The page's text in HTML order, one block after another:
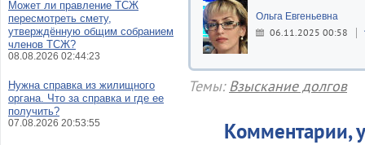
Ольга Евгеньевна
06.11.2025 00:58
Темы:Взыскание долгов
Комментарии,
Может ли правление ТСЖ
пересмотреть смету,
утверждённую общим собранием
членов ТСЖ?
08.08.2026 02:44:23
Нужна справка из жилищного
органа. Что за справка и где ее
получить?
07.08.2026 20:53:55